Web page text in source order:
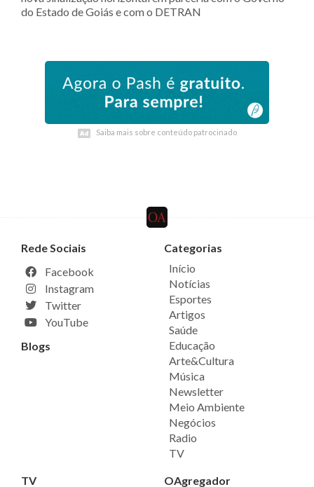
do Estado de Goiás e com o DETRAN
Saiba mais sobre conteúdo patrocinado
Saiba mais sobre conteúdo patrocinado
Rede Sociais
Facebook
Instagram
Twitter
YouTube
Blogs
Categorias
Início
Notícias
Esportes
Artigos
Saúde
Educação
Arte&Cultura
Música
Newsletter
Meio Ambiente
Negócios
Radio
TV
TV OAgregador